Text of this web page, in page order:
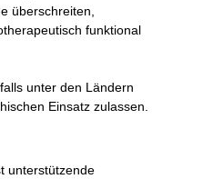
überschreiten,
funktional
unter den Ländern
Einsatz zulassen.
unterstützende